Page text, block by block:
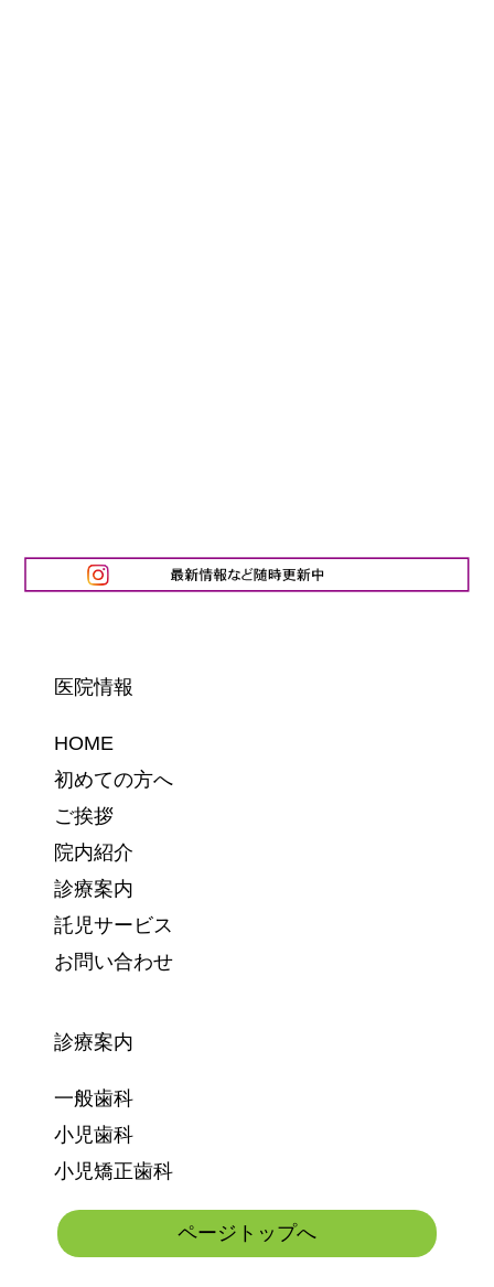
医院情報
HOME
初めての方へ
ご挨拶
院内紹介
診療案内
託児サービス
お問い合わせ
診療案内
一般歯科
小児歯科
小児矯正歯科
ページトップへ